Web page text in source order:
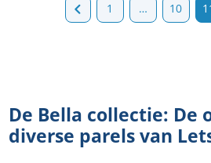
1 … 10
De Bella collectie: De
diverse parels van